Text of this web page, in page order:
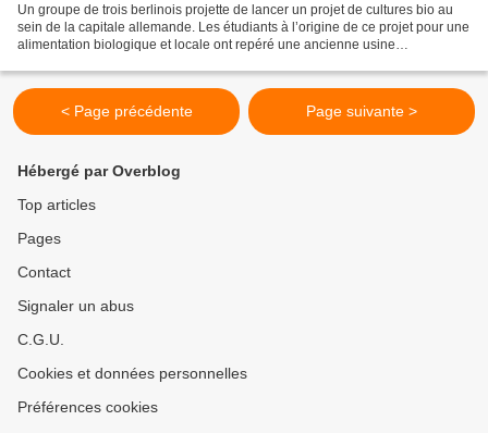
Un groupe de trois berlinois projette de lancer un projet de cultures bio au
sein de la capitale allemande. Les étudiants à l’origine de ce projet pour une
alimentation biologique et locale ont repéré une ancienne usine
< Page précédente Page suivante >
Hébergé par Overblog
Top articles
Pages
Contact
Signaler un abus
C.G.U.
Cookies et données personnelles
Préférences cookies